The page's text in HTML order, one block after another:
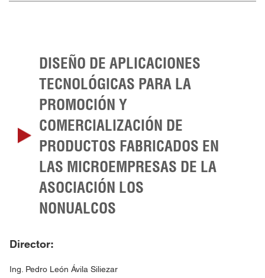
DISEÑO DE APLICACIONES
TECNOLÓGICAS PARA LA
PROMOCIÓN Y
COMERCIALIZACIÓN DE
PRODUCTOS FABRICADOS EN
LAS MICROEMPRESAS DE LA
ASOCIACIÓN LOS
NONUALCOS
Director:
Ing. Pedro León Ávila Siliezar